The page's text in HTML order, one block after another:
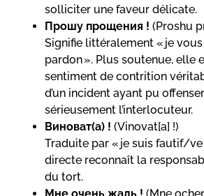
solliciter une faveur délicate.
Прошу прощения ! (Proshu
Signifie littéralement « je
pardon ». Plus soutenue, elle
sentiment de contrition
d’un incident ayant pu
sérieusement l’interlocuteur.
Виноват(а) ! (Vinovat[a] !)
Traduite par « je suis fautif/
directe reconnaît la
du tort.